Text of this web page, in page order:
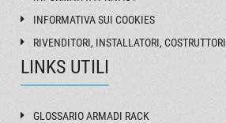
INFORMATIVA SUI COOKIES
RIVENDITORI, INSTALLATORI, COSTRUTTORI
LINKS UTILI
GLOSSARIO ARMADI RACK